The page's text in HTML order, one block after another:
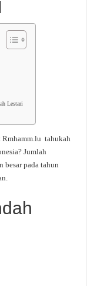
Lestari
Rmhamm.lu tahukah
Jumlah
besar pada tahun